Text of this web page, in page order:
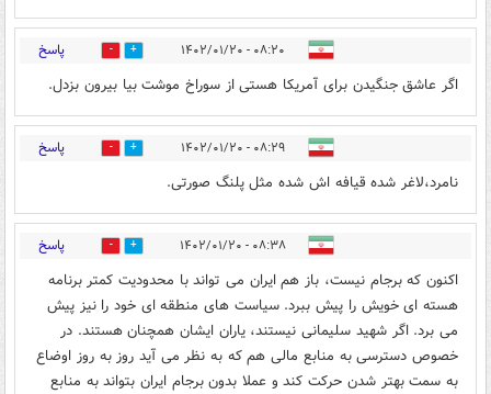
۰۸:۲۰ - ۱۴۰۲/۰۱/۲۰ 13 پاسخ
اگر عاشق جنگیدن برای آمریکا هستی از سوراخ موشت بیا بیرون بزدل.
۰۸:۲۹ - ۱۴۰۲/۰۱/۲۰ 5 پاسخ
نامرد،لاغر شده قیافه اش شده مثل پلنگ صورتی.
۰۸:۳۸ - ۱۴۰۲/۰۱/۲۰ 11 پاسخ
اکنون که برجام نیست، باز هم ایران می تواند با محدودیت کمتر برنامه
هسته ای خویش را پیش ببرد. سیاست های منطقه ای خود را نیز پیش
می برد. اگر شهید سلیمانی نیستند، یاران ایشان همچنان هستند. در
خصوص دسترسی به منابع مالی هم که به نظر می آید روز به روز اوضاع
به سمت بهتر شدن حرکت کند و عملا بدون برجام ایران بتواند به منابع